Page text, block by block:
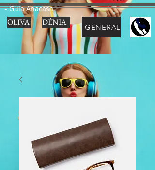
- Guía Anacasa
OLIVA DÉNIA GENERAL